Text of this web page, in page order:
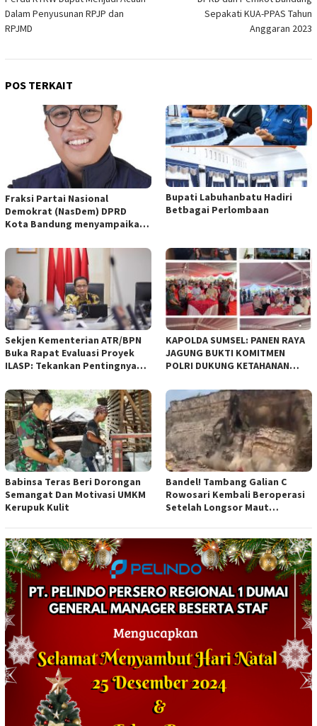
Dalam Penyusunan RPJP dan
RPJMD
Sepakati KUA-PPAS Tahun
Anggaran 2023
POS TERKAIT
Fraksi Partai Nasional
Demokrat (NasDem) DPRD
Kota Bandung menyampaikan
empat Rancangan Peraturan
Daerah (Raperda) yang
diajukan Pemerintah Kota
Bandung
Bupati Labuhanbatu Hadiri
Betbagai Perlombaan
Sekjen Kementerian ATR/BPN
Buka Rapat Evaluasi Proyek
ILASP: Tekankan Pentingnya
Anggaran
KAPOLDA SUMSEL: PANEN RAYA
JAGUNG BUKTI KOMITMEN
POLRI DUKUNG KETAHANAN
Babinsa Teras Beri Dorongan
Semangat Dan Motivasi UMKM
Kerupuk Kulit
Bandel! Tambang Galian C
Rowosari Kembali Beroperasi
Setelah Longsor Maut